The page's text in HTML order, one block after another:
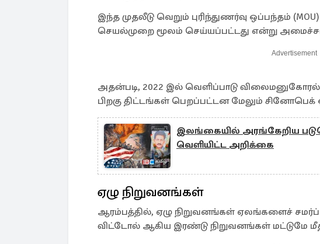
இந்த முதலீடு வெறும் புரிந்துணர்வு ஒப்பந்தம்
செயல்முறை மூலம் செய்யப்பட்டது என்று அமைச்சர்
Advertisement
அதன்படி, 2022 இல் வெளிப்பாடு
பிறகு திட்டங்கள் பெறப்பட்டன மேலும் சினோபெக்
இலங்கையில் அரங்கேறிய
வெளியிட்ட அறிக்கை
ஏழு நிறுவனங்கள்
ஆரம்பத்தில், ஏழு நிறுவனங்கள் ஏலங்களைச்
விட்டோல் ஆகிய இரண்டு நிறுவனங்கள் மட்டுமே